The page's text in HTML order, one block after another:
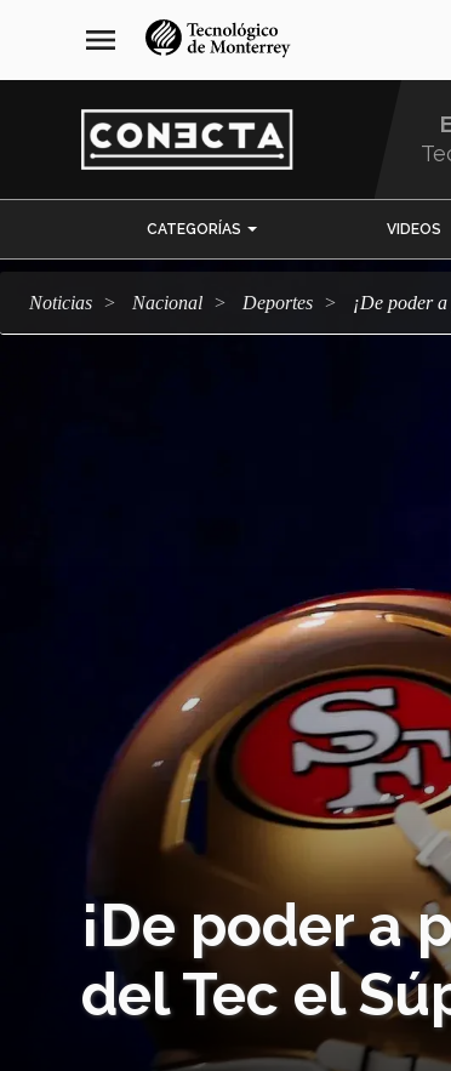
navegación
principal
menu
CATEGORÍAS VIDEOS
Noticias Nacional deportes ¡De
¡De poder a
del Tec el